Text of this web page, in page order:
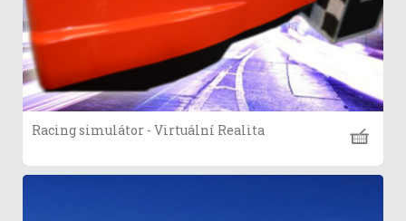
Racing simulátor - Virtuální Realita